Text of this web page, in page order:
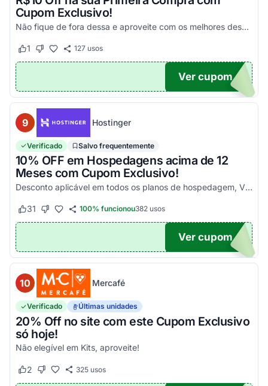
Cupom Exclusivo!
Não fique de fora dessa e aproveite com os melhores descontos! Válido em compras acima de R$100!
Este cupom funcionou
1 Este cupom não funcionou
127usos
UPOM
Ver cupom
9 Hostinger
Verificado Salvo frequentemente
10% OFF em Hospedagens acima de 12
Meses com Cupom Exclusivo!
Desconto aplicável em todos os planos de hospedagem, VPS e Cloud, maiores que 12 meses. Aproveite!
Este cupom funcionou
31 Este cupom não funcionou
100% funcionou382usos
UPOM
Ver cupom
10 Mercafé
Verificado Últimas unidades
20% Off no site com este Cupom Exclusivo
só hoje!
Não elegível em Kits, aproveite!
Este cupom funcionou
2 Este cupom não funcionou
325usos